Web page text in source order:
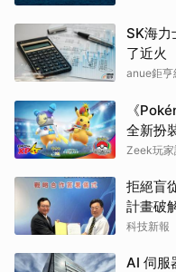
SK海力
了近火
anue鉅亨
《
全新扮
Zeek玩家
拒絕盲
計畫破
科技新報
AI 伺服